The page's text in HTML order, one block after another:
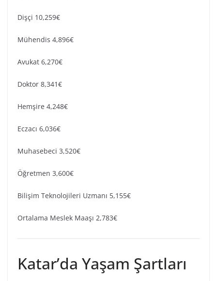
Dişçi 10,259€
Mühendis 4,896€
Avukat 6,270€
Doktor 8,341€
Hemşire 4,248€
Eczacı 6,036€
Muhasebeci 3,520€
Öğretmen 3,600€
Bilişim Teknolojileri Uzmanı 5,155€
Ortalama Meslek Maaşı 2,783€
Katar’da Yaşam Şartları